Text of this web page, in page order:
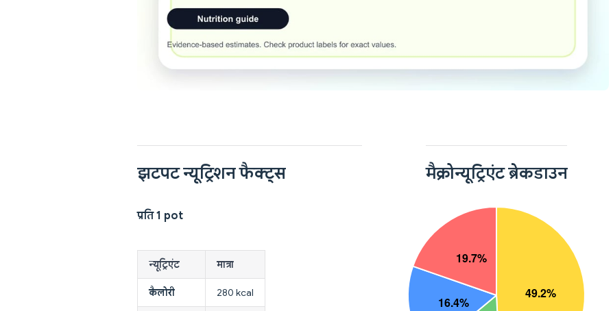
झटपट न्यूट्रिशन फैक्ट्स
प्रति 1 pot
न्यूट्रिएंट मात्रा
कैलोरी 280 kcal
मैक्रोन्यूट्रिएंट ब्रेकडाउन